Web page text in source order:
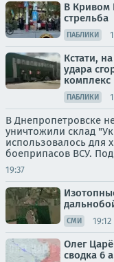
В Кривом
стрельба
ПАБЛИКИ
Кстати,
удара
комплекс
ПАБЛИКИ
В Днепропетровске
уничтожили склад
использовалось для
боеприпасов ВСУ.
19:37
СМИ 19:12
Олег
сводка 6